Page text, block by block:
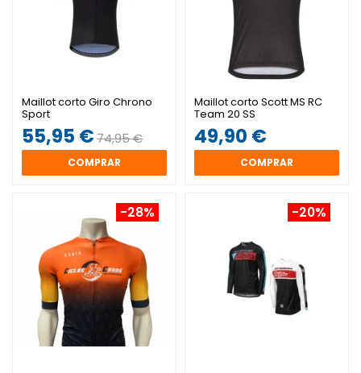
Maillot corto Giro Chrono
Sport
55,95 €74,95 €
COMPRAR
Maillot corto Scott MS RC
Team 20 SS
49,90 €
COMPRAR
-28% -20%